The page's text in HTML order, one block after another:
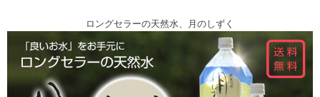
ロングセラーの天然水、月のしずく